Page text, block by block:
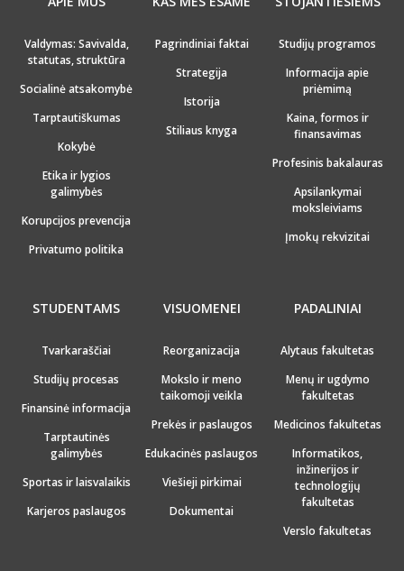
Valdymas: Savivalda,
statutas, struktūra
Socialinė atsakomybė
Tarptautiškumas
Kokybė
Etika ir lygios
galimybės
Korupcijos prevencija
Privatumo politika
Pagrindiniai faktai
Strategija
Istorija
Stiliaus knyga
Studijų programos
Informacija apie
priėmimą
Kaina, formos ir
finansavimas
Profesinis bakalauras
Apsilankymai
moksleiviams
Įmokų rekvizitai
STUDENTAMS
Tvarkaraščiai
Studijų procesas
Finansinė informacija
Tarptautinės
galimybės
Sportas ir laisvalaikis
Karjeros paslaugos
VISUOMENEI
Reorganizacija
Mokslo ir meno
taikomoji veikla
Prekės ir paslaugos
Edukacinės paslaugos
Viešieji pirkimai
Dokumentai
PADALINIAI
Alytaus fakultetas
Menų ir ugdymo
fakultetas
Medicinos fakultetas
Informatikos,
inžinerijos ir
technologijų
fakultetas
Verslo fakultetas